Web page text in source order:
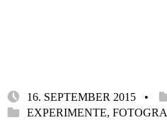
POSTED ON:
16. SEPTEMBER 2015
CATEGORIZED IN:
EXPERIMENTE,